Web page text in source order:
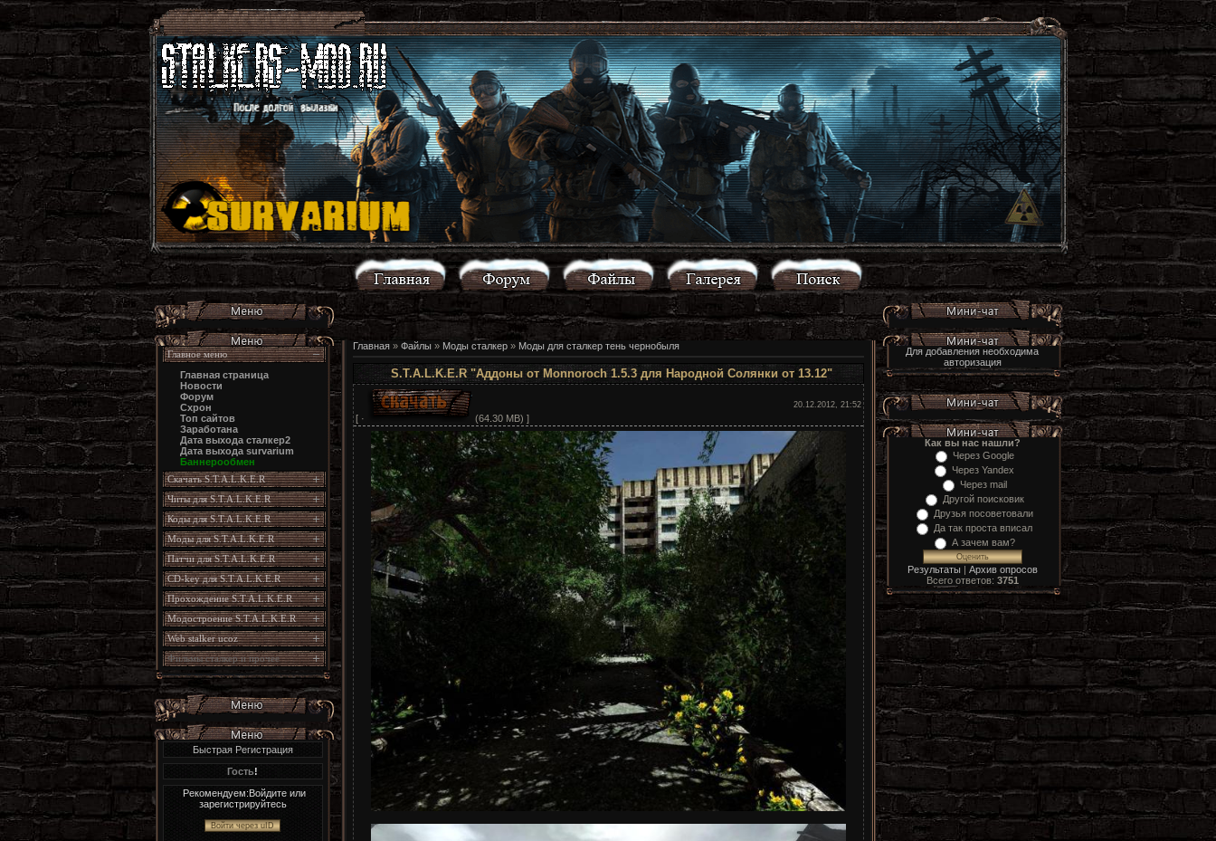
Главное меню
Главная страница
Новости
Форум
Схрон
Топ сайтов
Заработана
Дата выхода сталкер2
Дата выхода survarium
Баннерообмен
Скачать S.T.A.L.K.E.R
Читы для S.T.A.L.K.E.R
Коды для S.T.A.L.K.E.R
Моды для S.T.A.L.K.E.R
Патчи для S.T.A.L.K.E.R
CD-key для S.T.A.L.K.E.R
Прохождение S.T.A.L.K.E.R
Модостроение S.T.A.L.K.E.R
Web stalker ucoz
Фильмы сталкер и прочее
Быстрая Регистрация
Гость!
Рекомендуем:Войдите или
зарегистрируйтесь
Войти через uID
Главная» Файлы» Моды сталкер» Моды для сталкер тень чернобыля
S.T.A.L.K.E.R "Аддоны от Monnoroch 1.5.3 для Народной Солянки от 13.12"
[ · (64.30 MB) ]
20.12.2012, 21:52
Для добавления необходима
авторизация
Как вы нас нашли?
Через Google
Через Yandex
Через mail
Другой поисковик
Друзья посоветовали
Да так проста вписал
А зачем вам?
Результаты| Архив опросов
Всего ответов: 3751